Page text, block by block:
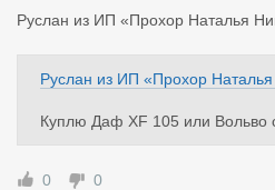
Руслан из ИП «Прохор Наталья
Руслан из ИП «Прохор
Куплю Даф XF 105 или Вольво
0 0